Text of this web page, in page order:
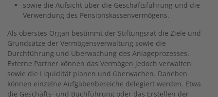
sowie die Aufsicht über die Geschäftsführung und die
Verwendung des Pensionskassenvermögens.
Als oberstes Organ bestimmt der Stiftungsrat die Ziele und
Grundsätze der Vermögensverwaltung sowie die
Durchführung und Überwachung des Anlageprozesses.
Externe Partner können das Vermögen jedoch verwalten
sowie die Liquidität planen und überwachen. Daneben
können einzelne Aufgabenbereiche delegiert werden. Etwa
die Geschäfts- und Buchführung oder das Erstellen der